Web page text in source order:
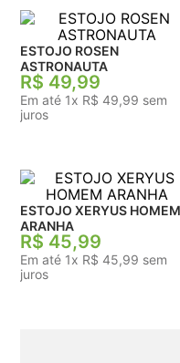
ESTOJO ROSEN
ASTRONAUTA
R$ 49,99
Em até 1x R$ 49,99 sem
juros
ESTOJO XERYUS HOMEM
ARANHA
R$ 45,99
Em até 1x R$ 45,99 sem
juros
tenis